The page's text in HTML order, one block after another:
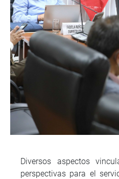
Diversos aspectos
perspectivas para el